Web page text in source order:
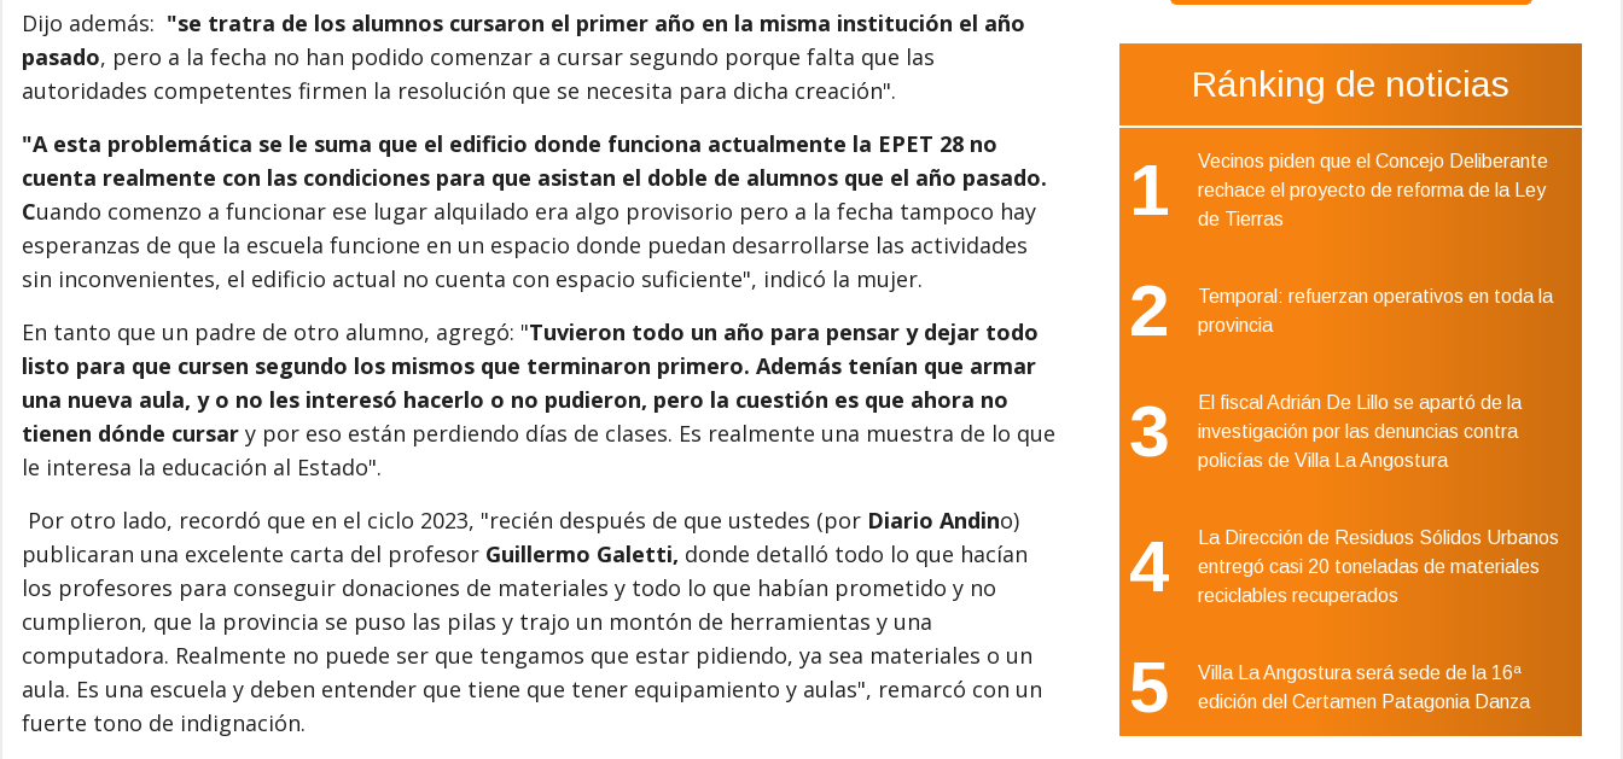
Dijo además: "se tratra de los alumnos cursaron el primer año en la misma institución el año
pasado, pero a la fecha no han podido comenzar a cursar segundo porque falta que las
autoridades competentes firmen la resolución que se necesita para dicha creación".
"A esta problemática se le suma que el edificio donde funciona actualmente la EPET 28 no
cuenta realmente con las condiciones para que asistan el doble de alumnos que el año pasado.
Cuando comenzo a funcionar ese lugar alquilado era algo provisorio pero a la fecha tampoco hay
esperanzas de que la escuela funcione en un espacio donde puedan desarrollarse las actividades
sin inconvenientes, el edificio actual no cuenta con espacio suficiente", indicó la mujer.
En tanto que un padre de otro alumno, agregó: "Tuvieron todo un año para pensar y dejar todo
listo para que cursen segundo los mismos que terminaron primero. Además tenían que armar
una nueva aula, y o no les interesó hacerlo o no pudieron, pero la cuestión es que ahora no
tienen dónde cursar y por eso están perdiendo días de clases. Es realmente una muestra de lo que
le interesa la educación al Estado".
Por otro lado, recordó que en el ciclo 2023, "recién después de que ustedes (por Diario Andino)
publicaran una excelente carta del profesor Guillermo Galetti, donde detalló todo lo que hacían
los profesores para conseguir donaciones de materiales y todo lo que habían prometido y no
cumplieron, que la provincia se puso las pilas y trajo un montón de herramientas y una
computadora. Realmente no puede ser que tengamos que estar pidiendo, ya sea materiales o un
aula. Es una escuela y deben entender que tiene que tener equipamiento y aulas", remarcó con un
fuerte tono de indignación.
Ránking de noticias
1
Vecinos piden que el Concejo Deliberante
rechace el proyecto de reforma de la Ley
de Tierras
2
Temporal: refuerzan operativos en toda la
provincia
3
El fiscal Adrián De Lillo se apartó de la
investigación por las denuncias contra
policías de Villa La Angostura
4
La Dirección de Residuos Sólidos Urbanos
entregó casi 20 toneladas de materiales
reciclables recuperados
5
Villa La Angostura será sede de la 16ª
edición del Certamen Patagonia Danza